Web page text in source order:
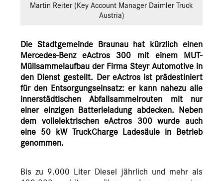
Martin Reiter (Key Account Manager Daimler Truck
Austria)
Die Stadtgemeinde Braunau hat kürzlich einen
Mercedes-Benz eActros 300 mit einem MUT-
Müllsammelaufbau der Firma Steyr Automotive in
den Dienst gestellt. Der eActros ist prädestiniert
für den Entsorgungseinsatz: er kann nahezu alle
innerstädtischen Abfallsammelrouten mit nur
einer einzigen Batterieladung abdecken. Neben
dem vollelektrischen eActros 300 wurde auch
eine 50 kW TruckCharge Ladesäule in Betrieb
genommen.
Bis zu 9.000 Liter Diesel jährlich und mehr als